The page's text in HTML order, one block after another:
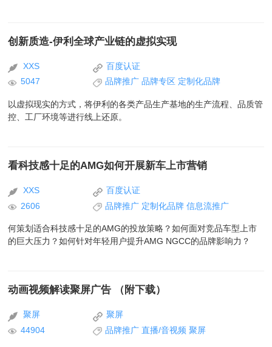
创新质造-伊利全球产业链的虚拟实现
XXS
百度认证
5047
品牌推广 品牌专区 定制化品牌
以虚拟现实的方式，将伊利的各类产品生产基地的生产流程、品质管
控、工厂环境等进行线上还原。
看科技感十足的AMG如何开展新车上市营销
XXS
百度认证
2606
品牌推广 定制化品牌 信息流推广
何策划适合科技感十足的AMG的投放策略？如何面对竞品车型上市
的巨大压力？如何针对年轻用户提升AMG NGCC的品牌影响力？
动画视频解读聚屏广告 （附下载）
聚屏
聚屏
44904
品牌推广 直播/音视频 聚屏